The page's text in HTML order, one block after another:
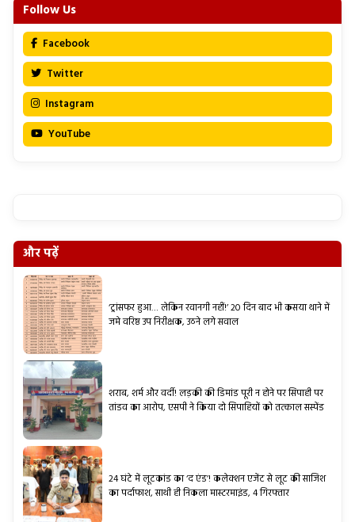
Follow Us
Facebook
Twitter
Instagram
YouTube
और पढ़ें
‘ट्रांसफर हुआ… लेकिन रवानगी नहीं!’ 20 दिन बाद भी कसया थाने में
जमे वरिष्ठ उप निरीक्षक, उठने लगे सवाल
शराब, शर्म और वर्दी! लड़की की डिमांड पूरी न होने पर सिपाही पर
तांडव का आरोप, एसपी ने किया दो सिपाहियों को तत्काल सस्पेंड
24 घंटे में लूटकांड का ‘द एंड’! कलेक्शन एजेंट से लूट की साजिश
का पर्दाफाश, साथी ही निकला मास्टरमाइंड, 4 गिरफ्तार